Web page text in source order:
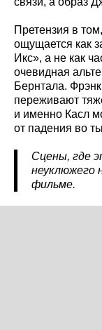
Претензия в
ощущается как
Икс», а не как
очевидная
Бернтала.
переживают
и именно Касл
от падения во
Сцены, где
неуклюжего
фильме.